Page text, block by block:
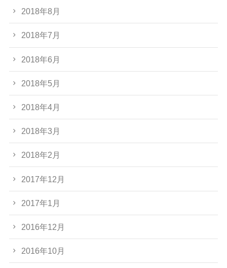
2018年8月
2018年7月
2018年6月
2018年5月
2018年4月
2018年3月
2018年2月
2017年12月
2017年1月
2016年12月
2016年10月